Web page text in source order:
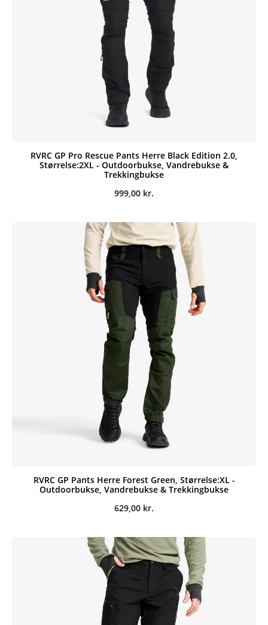
RVRC GP Pro Rescue Pants Herre Black Edition 2.0,
Størrelse:2XL - Outdoorbukse, Vandrebukse &
Trekkingbukse
999,00 kr.
RVRC GP Pants Herre Forest Green, Størrelse:XL -
Outdoorbukse, Vandrebukse & Trekkingbukse
629,00 kr.